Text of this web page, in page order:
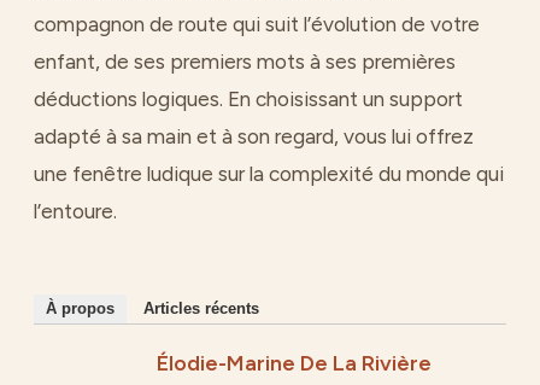
compagnon de route qui suit l’évolution de votre
enfant, de ses premiers mots à ses premières
déductions logiques. En choisissant un support
adapté à sa main et à son regard, vous lui offrez
une fenêtre ludique sur la complexité du monde qui
l’entoure.
À propos Articles récents
Élodie-Marine De La Rivière